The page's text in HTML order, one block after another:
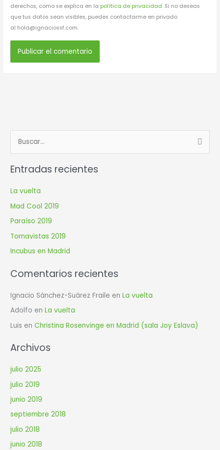
derechos, como se explica en la política de privacidad. Si no deseas
que tus datos sean visibles, puedes contactarme en privado
al hola@ignaciossf.com.
u
s
a
r
p
o
r
Entradas recientes
La vuelta
Mad Cool 2019
Paraíso 2019
Tomavistas 2019
Incubus en Madrid
Comentarios recientes
Ignacio Sánchez-Suárez Fraile enLa vuelta
Adolfo enLa vuelta
Luis enChristina Rosenvinge en Madrid (sala Joy Eslava)
Archivos
julio 2025
julio 2019
junio 2019
septiembre 2018
julio 2018
junio 2018